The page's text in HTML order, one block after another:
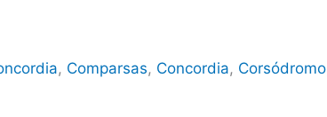
, Comparsas, Concordia, Corsódromo